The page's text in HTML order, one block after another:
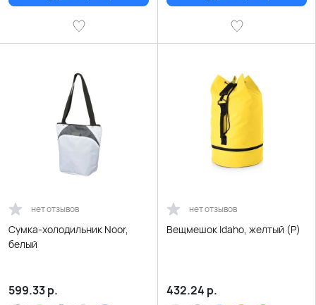
нет отзывов
Сумка-холодильник Noor,
белый
599.33р.
нет отзывов
Вещмешок Idaho, желтый (Р)
432.24 р.